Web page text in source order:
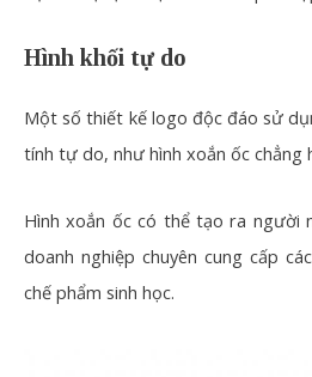
Hình khối tự do
Một số thiết kế logo độc đáo sử
tính tự do, như hình xoắn ốc chẳng
Hình xoắn ốc có thể tạo ra người
doanh nghiệp chuyên cung cấp
chế phẩm sinh học.